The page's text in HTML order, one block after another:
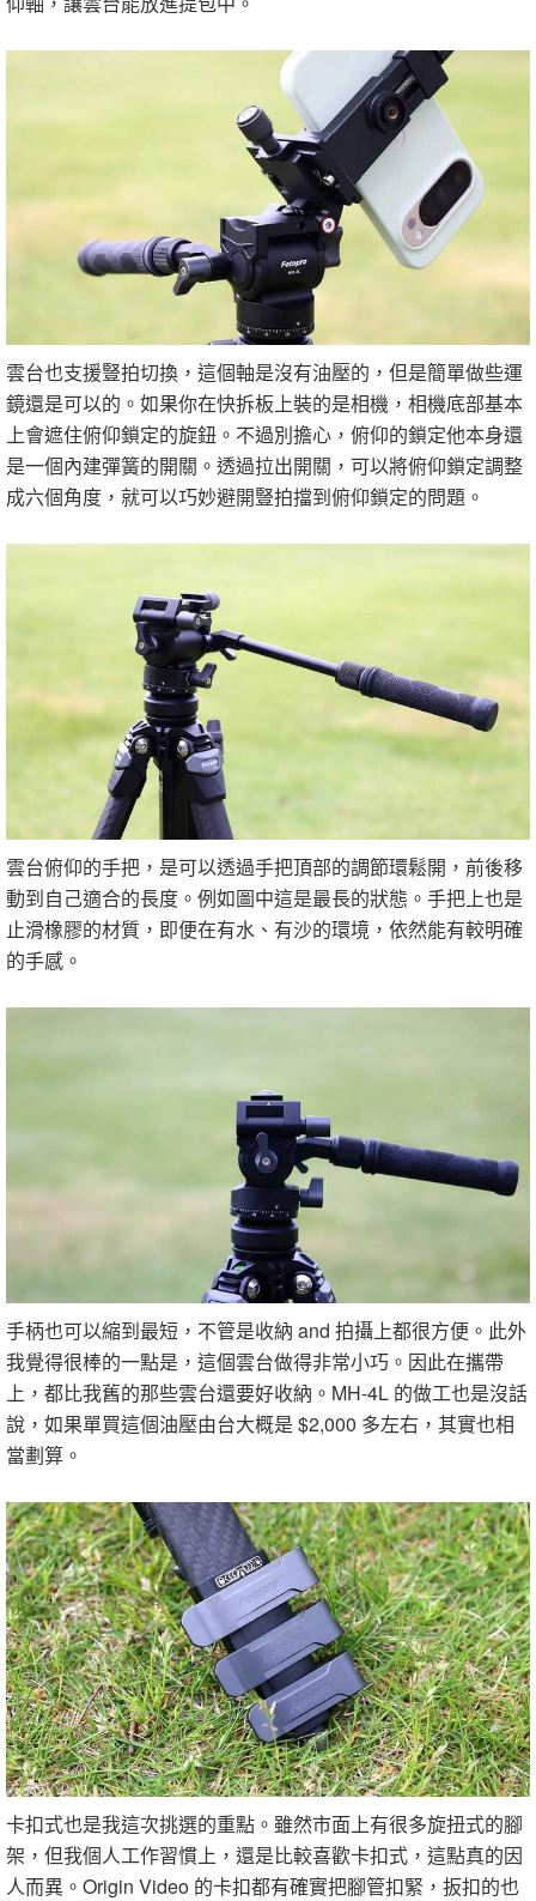
雲台也支援豎拍切換，這個軸是沒有油壓的，但是簡單做些運
鏡還是可以的。如果你在快拆板上裝的是相機，相機底部基本
上會遮住俯仰鎖定的旋鈕。不過別擔心，俯仰的鎖定他本身還
是一個內建彈簧的開關。透過拉出開關，可以將俯仰鎖定調整
成六個角度，就可以巧妙避開豎拍擋到俯仰鎖定的問題。
雲台俯仰的手把，是可以透過手把頂部的調節環鬆開，前後移
動到自己適合的長度。例如圖中這是最長的狀態。手把上也是
止滑橡膠的材質，即便在有水、有沙的環境，依然能有較明確
的手感。
手柄也可以縮到最短，不管是收納 and 拍攝上都很方便。此外
我覺得很棒的一點是，這個雲台做得非常小巧。因此在攜帶
上，都比我舊的那些雲台還要好收納。MH-4L 的做工也是沒話
說，如果單買這個油壓由台大概是 $2,000 多左右，其實也相
當劃算。
卡扣式也是我這次挑選的重點。雖然市面上有很多旋扭式的腳
架，但我個人工作習慣上，還是比較喜歡卡扣式，這點真的因
人而異。Origin Video 的卡扣都有確實把腳管扣緊，扳扣的也